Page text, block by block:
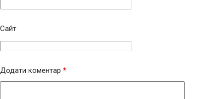
Сайт
Додати коментар *